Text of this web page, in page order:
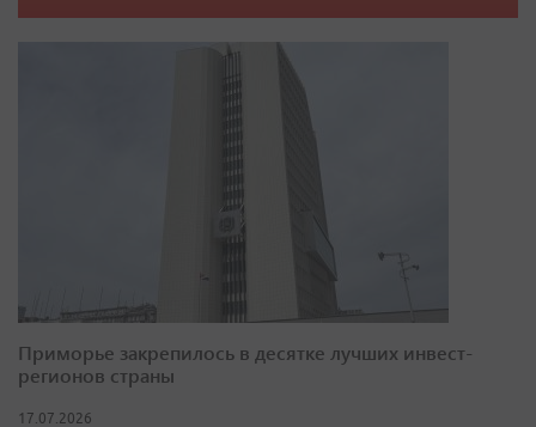
Приморье закрепилось в десятке лучших инвест-
регионов страны
17.07.2026